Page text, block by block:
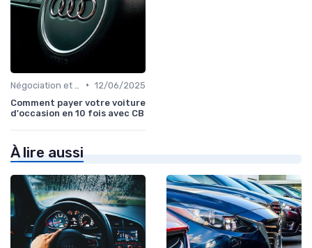
• 12/06/2025
Comment payer votre voiture
d'occasion en 10 fois avec CB
À lire aussi